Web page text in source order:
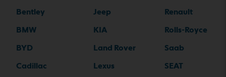
Bentley
BMW
BYD
Cadillac
Jeep
KIA
Land Rover
Lexus
Renault
Rolls-Royce
Saab
SEAT